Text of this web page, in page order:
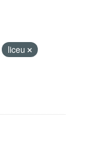
liceu